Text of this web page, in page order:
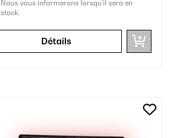
Nous vous informerons lorsqu’il sera en
stock.
Détails